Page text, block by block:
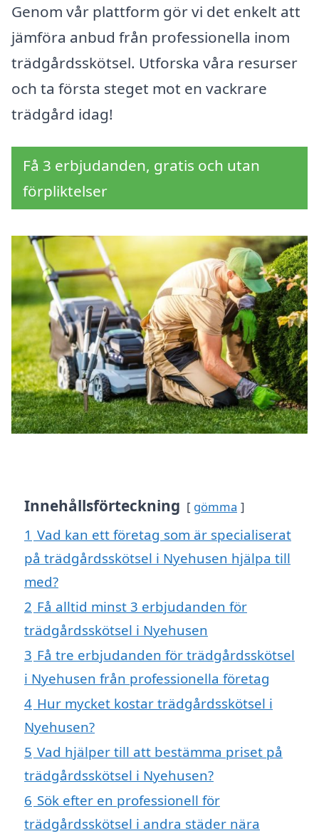
Genom vår plattform gör vi det enkelt att
jämföra anbud från professionella inom
trädgårdsskötsel. Utforska våra resurser
och ta första steget mot en vackrare
trädgård idag!
Få 3 erbjudanden, gratis och utan
förpliktelser
Innehållsförteckning gömma
1 Vad kan ett företag som är specialiserat
på trädgårdsskötsel i Nyehusen hjälpa till
med?
2 Få alltid minst 3 erbjudanden för
trädgårdsskötsel i Nyehusen
3 Få tre erbjudanden för trädgårdsskötsel
i Nyehusen från professionella företag
4 Hur mycket kostar trädgårdsskötsel i
Nyehusen?
5 Vad hjälper till att bestämma priset på
trädgårdsskötsel i Nyehusen?
6 Sök efter en professionell för
trädgårdsskötsel i andra städer nära